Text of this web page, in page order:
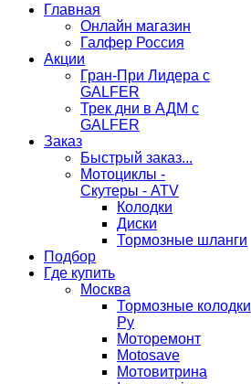
Главная
Онлайн магазин
Галфер Россия
Акции
Гран-При Лидера c
GALFER
Трек дни в АДМ с
GALFER
Заказ
Быстрый заказ...
Мотоциклы -
Скутеры - ATV
Колодки
Диски
Тормозные шланги
Подбор
Где купить
Москва
Тормозные колодки
Ру
Моторемонт
Motosave
Мотовитрина